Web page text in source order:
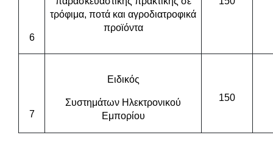
6
τρόφιμα, ποτά και αγροδιατροφικά
προϊόντα
7
Ειδικός
Συστημάτων Ηλεκτρονικού
Εμπορίου
150